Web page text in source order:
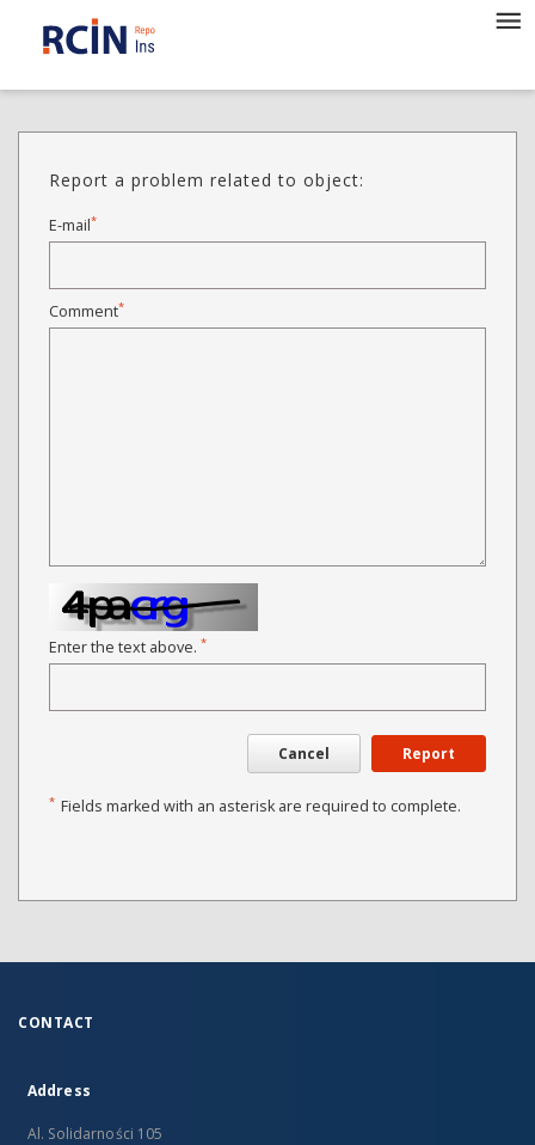
Report a problem related to object:
E-mail*
Comment*
Enter the text above. *
Cancel Report
* Fields marked with an asterisk are required to complete.
CONTACT
Address
Al. Solidarności 105